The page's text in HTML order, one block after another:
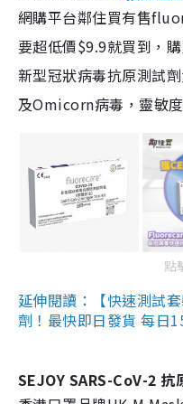
網購平台鄰住買有售
要超低價$9.9就買到，
新型冠狀病毒抗原測試
及Omicorn病毒，靈敏
點
延伸閱讀：【快速測試
劑！最快即日發貨 每日
SEJOY SARS-CoV-2 抗